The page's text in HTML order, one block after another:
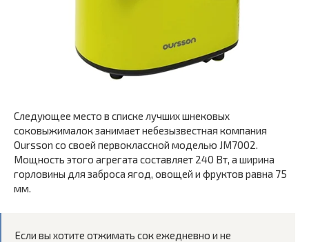
Следующее место в списке лучших шнековых
соковыжималок занимает небезызвестная компания
Oursson со своей первоклассной моделью JM7002.
Мощность этого агрегата составляет 240 Вт, а ширина
горловины для заброса ягод, овощей и фруктов равна 75
мм.
Если вы хотите отжимать сок ежедневно и не